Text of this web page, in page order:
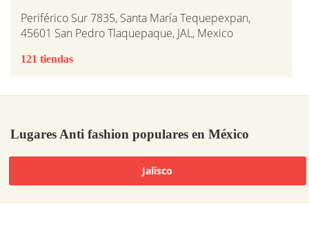
Periférico Sur 7835, Santa María Tequepexpan,
45601 San Pedro Tlaquepaque, JAL, Mexico
121 tiendas
Lugares Anti fashion populares en México
Jalisco